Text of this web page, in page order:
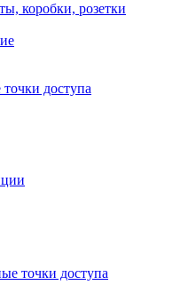
коробки, розетки
доступа
точки доступа